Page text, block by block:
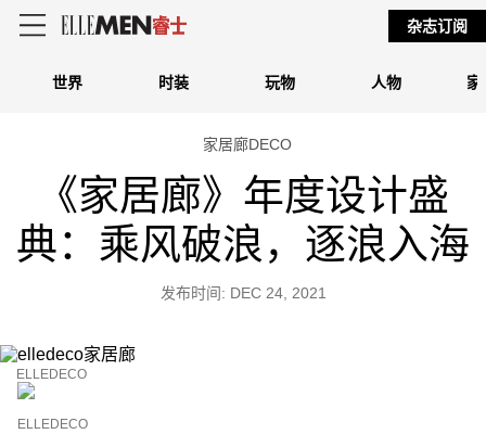
世界 时装 玩物 人物 家
杂志订阅
家居廊DECO
《家居廊》年度设计盛
典：乘风破浪，逐浪入海
发布时间: DEC 24, 2021
ELLEDECO
ELLEDECO